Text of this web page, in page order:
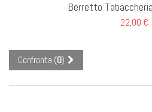
Berretto
22,00 €
Confronta (0)